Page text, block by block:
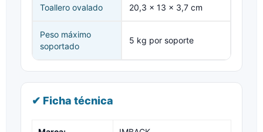
Toallero ovalado 20,3 × 13 × 3,7 cm
Peso máximo
soportado
5 kg por soporte
✔ Ficha técnica